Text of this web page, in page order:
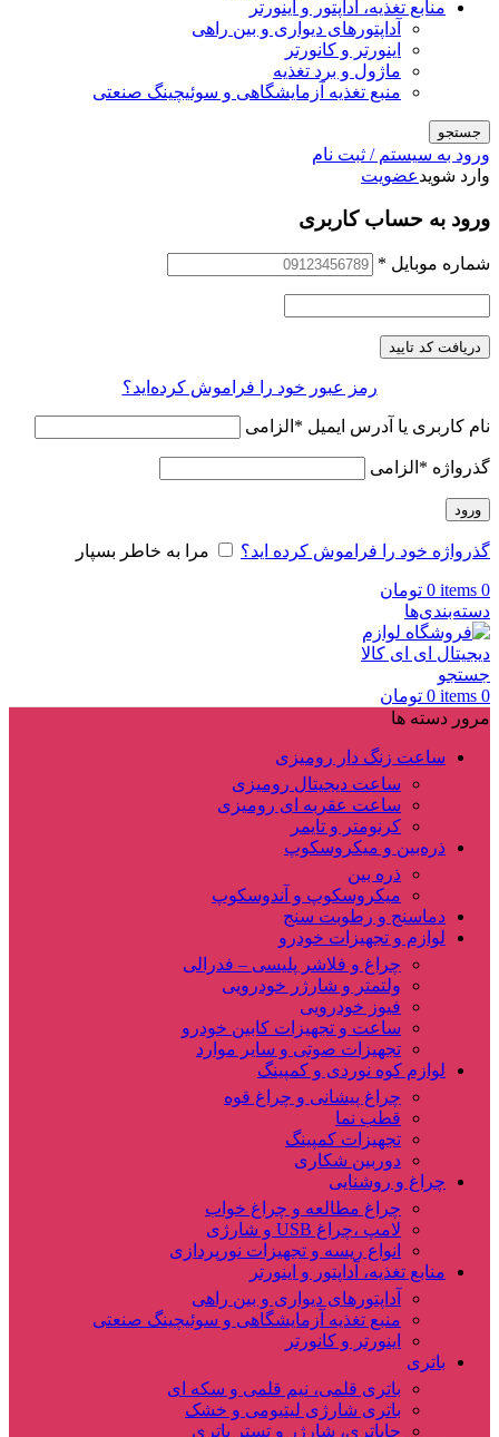
منابع تغذیه، آداپتور و اینورتر
آداپتورهای دیواری و بین راهی
اینورتر و کانورتر
ماژول و برد تغذیه
منبع تغذیه آزمایشگاهی و سوئیچینگ صنعتی
جستجو
ورود به سیستم / ثبت نام
وارد شویدعضویت
ورود به حساب کاربری
شماره موبایل *
دریافت کد تایید
رمز عبور خود را فراموش کرده‌اید؟
نام کاربری یا آدرس ایمیل * الزامی
گذرواژه * الزامی
ورود
گذرواژه خود را فراموش کرده اید؟ مرا به خاطر بسپار
0
items
0 تومان
دسته‌بندی‌ها
جستجو
0
items
0 تومان
مرور دسته ها
ساعت زنگ دار رومیزی
ساعت دیجیتال رومیزی
ساعت عقربه ای رومیزی
کرنومتر و تایمر
ذره‌بین و میکروسکوپ
ذره بین
میکروسکوپ و آندوسکوپ
دماسنج و رطوبت سنج
لوازم و تجهیزات خودرو
چراغ و فلاشر پلیسی – فدرالی
ولتمتر و شارژر خودرویی
فیوز خودرویی
ساعت و تجهیزات کابین خودرو
تجهیزات صوتی و سایر موارد
لوازم کوه نوردی و کمپینگ
چراغ پیشانی و چراغ قوه
قطب نما
تجهیزات کمپینگ
دوربین شکاری
چراغ و روشنایی
چراغ مطالعه و چراغ خواب
لامپ ،چراغ USB و شارژی
انواع ریسه و تجهیزات نورپردازی
منابع تغذیه، آداپتور و اینورتر
آداپتورهای دیواری و بین راهی
منبع تغذیه آزمایشگاهی و سوئیچینگ صنعتی
اینورتر و کانورتر
باتری
باتری قلمی، نیم قلمی و سکه ای
باتری شارژی لیتیومی و خشک
جاباتری، شارژر و تستر باتری